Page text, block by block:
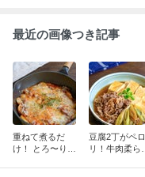
最近の画像つき記事
重ねて煮るだ
け！ とろ〜り卵
豆腐2丁がペロ
リ！牛肉柔ら